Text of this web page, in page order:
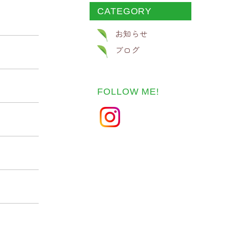
CATEGORY
お知らせ
ブログ
FOLLOW ME!